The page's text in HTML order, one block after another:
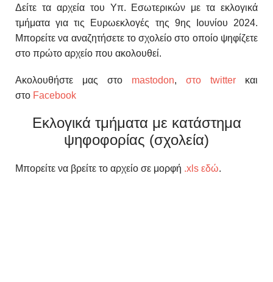
Δείτε τα αρχεία του Υπ. Εσωτερικών με τα εκλογικά
τμήματα για τις Ευρωεκλογές της 9ης Ιουνίου 2024.
Μπορείτε να αναζητήσετε το σχολείο στο οποίο ψηφίζετε
στο πρώτο αρχείο που ακολουθεί.
Ακολουθήστε μας στο mastodon, στο twitter και
στο Facebook
Εκλογικά τμήματα με κατάστημα
ψηφοφορίας (σχολεία)
Μπορείτε να βρείτε το αρχείο σε μορφή .xls εδώ.